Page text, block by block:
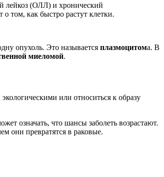
лейкоз (ОЛЛ) и хронический
том, как быстро растут клетки.
опухоль. Это называется плазмоцитома. В
миеломой.
или относиться к образу
означать, что шансы заболеть возрастают.
они превратятся в раковые.